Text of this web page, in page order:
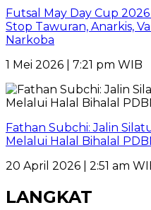
Futsal May Day Cup
Stop Tawuran, Anarkis,
Narkoba
1 Mei 2026 | 7:21 pm WIB
Fathan Subchi: Jalin
Melalui Halal Bihalal
20 April 2026 | 2:51 am
LANGKAT